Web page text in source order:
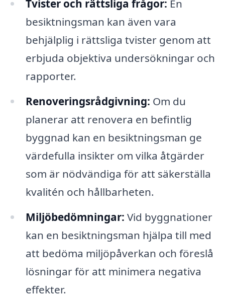
Tvister och rättsliga frågor: En
besiktningsman kan även vara
behjälplig i rättsliga tvister genom att
erbjuda objektiva undersökningar och
rapporter.
Renoveringsrådgivning: Om du
planerar att renovera en befintlig
byggnad kan en besiktningsman ge
värdefulla insikter om vilka åtgärder
som är nödvändiga för att säkerställa
kvalitén och hållbarheten.
Miljöbedömningar: Vid byggnationer
kan en besiktningsman hjälpa till med
att bedöma miljöpåverkan och föreslå
lösningar för att minimera negativa
effekter.